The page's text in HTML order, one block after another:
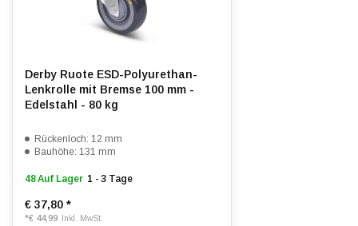
Derby Ruote ESD-Polyurethan-
Lenkrolle mit Bremse 100 mm -
Edelstahl - 80 kg
Rückenloch: 12 mm
Bauhöhe: 131 mm
48 Auf Lager 1 - 3 Tage
€ 37,80 *
*€ 44,99 Inkl. MwSt.